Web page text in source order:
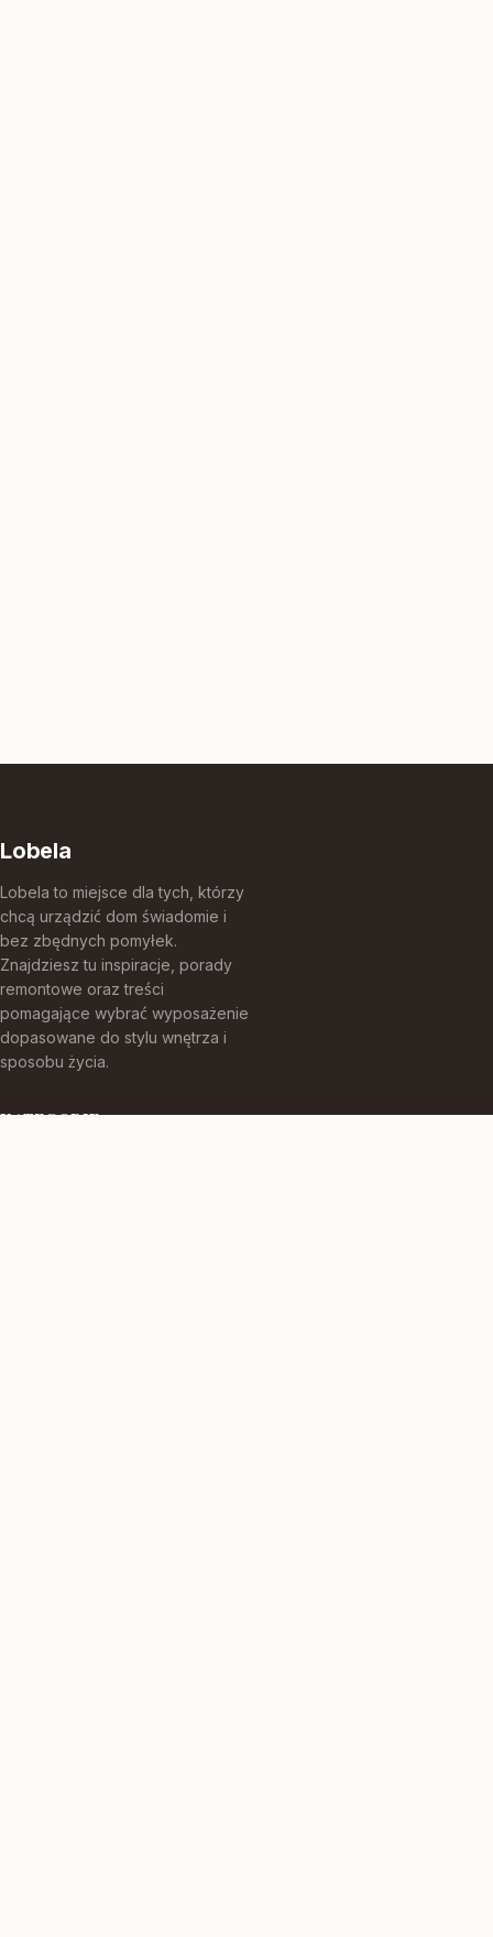
Lobela
Lobela to miejsce dla tych, którzy
chcą urządzić dom świadomie i
bez zbędnych pomyłek.
Znajdziesz tu inspiracje, porady
remontowe oraz treści
pomagające wybrać wyposażenie
dopasowane do stylu wnętrza i
sposobu życia.
KATEGORIE